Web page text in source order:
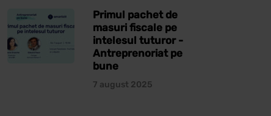
Primul pachet de
masuri fiscale pe
intelesul tuturor -
Antreprenoriat pe
bune
7 august 2025